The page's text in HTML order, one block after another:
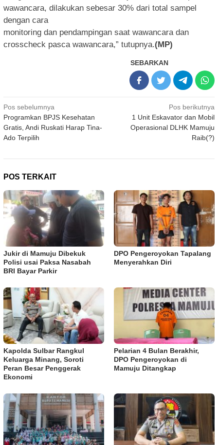
wawancara, dilakukan sebesar 30% dari total sampel
dengan cara
monitoring dan pendampingan saat wawancara dan
crosscheck pasca wawancara,” tutupnya.(MP)
SEBARKAN
Navigasi
pos
Pos sebelumnya
Programkan BPJS Kesehatan
Gratis, Andi Ruskati Harap Tina-
Ado Terpilih
Pos berikutnya
1 Unit Eskavator dan Mobil
Operasional DLHK Mamuju
Raib(?)
POS TERKAIT
Jukir di Mamuju Dibekuk
Polisi usai Paksa Nasabah
BRI Bayar Parkir
DPO Pengeroyokan Tapalang
Menyerahkan Diri
Kapolda Sulbar Rangkul
Keluarga Minang, Soroti
Peran Besar Penggerak
Ekonomi
Pelarian 4 Bulan Berakhir,
DPO Pengeroyokan di
Mamuju Ditangkap